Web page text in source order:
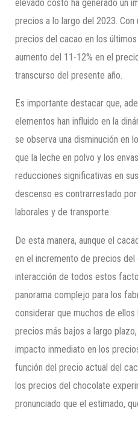
elevado costo ha generado un
precios a lo largo del 2023.
precios del cacao en los
aumento del 11-12% en el
transcurso del presente año.
Es importante destacar que,
elementos han influido en la
se observa una disminución en
que la leche en polvo y los
reducciones significativas en
descenso es contrarrestado
laborales y de transporte.
De esta manera, aunque el
en el incremento de precios del
interacción de todos estos
panorama complejo para los
considerar que muchos de ellos
precios más bajos a largo
impacto inmediato en los
función del precio actual del
los precios del chocolate
pronunciado que el estimado,